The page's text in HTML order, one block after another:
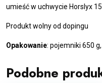
umieść w uchwycie Horslyx
Produkt wolny od dopingu
Opakowanie: pojemniki 650
Podobne